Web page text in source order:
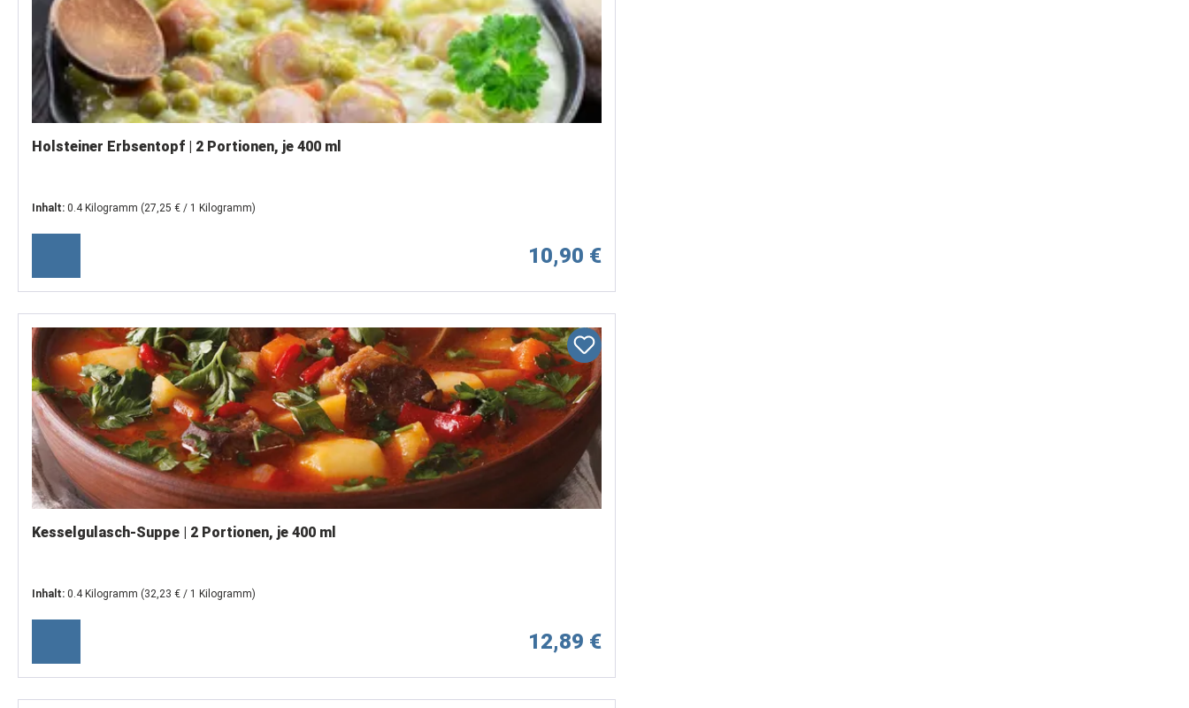
Holsteiner Erbsentopf | 2 Portionen, je 400 ml
Inhalt: 0.4 Kilogramm (27,25 € / 1 Kilogramm)
10,90 €
Kesselgulasch-Suppe | 2 Portionen, je 400 ml
Inhalt: 0.4 Kilogramm (32,23 € / 1 Kilogramm)
12,89 €